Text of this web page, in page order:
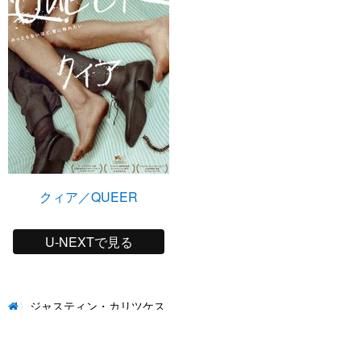
クィア／QUEER
U-NEXTで見る
ジャスティン・カリツケス